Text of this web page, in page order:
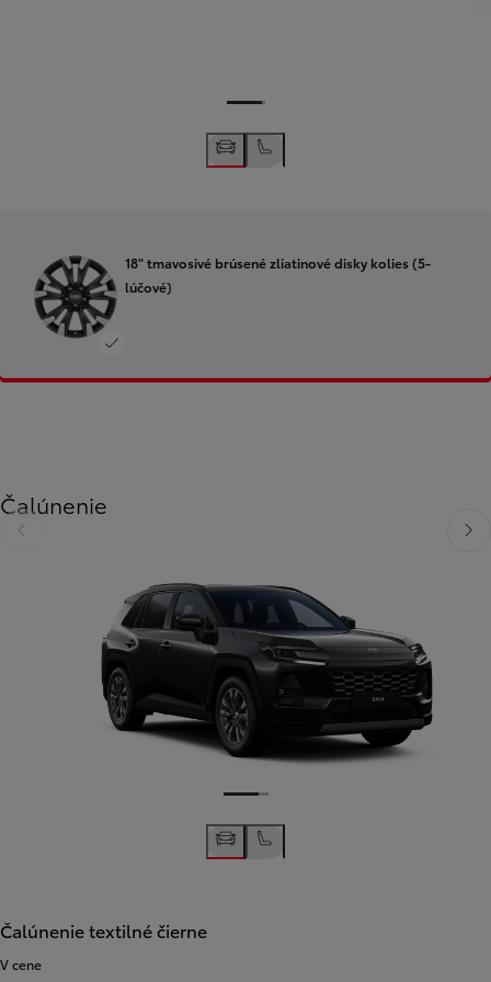
18" tmavosivé brúsené zliatinové disky kolies (5-
lúčové)
Čalúnenie
Predchádzajúca stránka
Čalúnenie textilné čierne
V cene